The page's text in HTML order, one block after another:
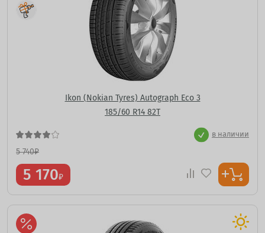
Ikon (Nokian Tyres) Autograph Eco 3
185/60 R14 82T
в наличии
5 740₽
5 170₽